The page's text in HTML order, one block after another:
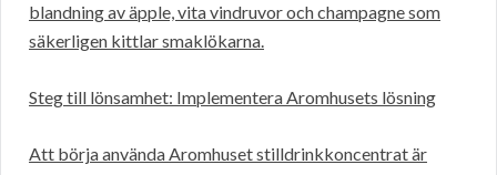
blandning av äpple, vita vindruvor och champagne som
säkerligen kittlar smaklökarna.
Steg till lönsamhet: Implementera Aromhusets lösning
Att börja använda Aromhuset stilldrinkkoncentrat är